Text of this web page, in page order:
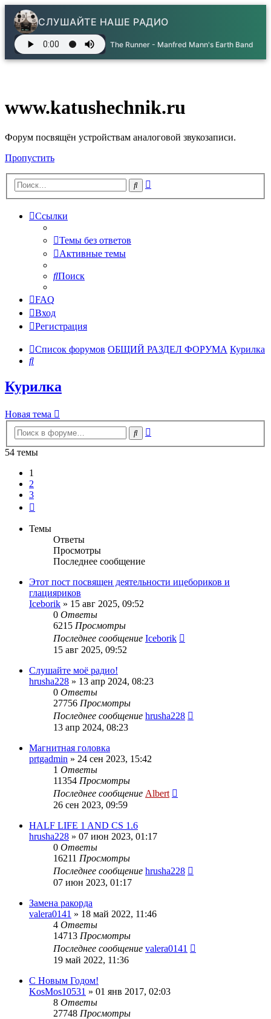
СЛУШАЙТЕ НАШЕ РАДИО
The Runner - Manfred Mann's Earth Band
www.katushechnik.ru
Форум посвящён устройствам аналоговой звукозаписи.
Пропустить
Поиск
Ссылки
Темы без ответов
Активные темы
Поиск
FAQ
Вход
Регистрация
Список форумов ОБЩИЙ РАЗДЕЛ ФОРУМА Курилка
Поиск
Курилка
Новая тема
Поиск
54 темы
1
2
3
Темы
Ответы
Просмотры
Последнее сообщение
Этот пост посвящен деятельности ицебориков и
глацияриков
Iceborik » 15 авг 2025, 09:52
0 Ответы
6215 Просмотры
Последнее сообщение Iceborik
15 авг 2025, 09:52
Слушайте моё радио!
hrusha228 » 13 апр 2024, 08:23
0 Ответы
27756 Просмотры
Последнее сообщение hrusha228
13 апр 2024, 08:23
Магнитная головка
prtgadmin » 24 сен 2023, 15:42
1 Ответы
11354 Просмотры
Последнее сообщение Albert
26 сен 2023, 09:59
HALF LIFE 1 AND CS 1.6
hrusha228 » 07 июн 2023, 01:17
0 Ответы
16211 Просмотры
Последнее сообщение hrusha228
07 июн 2023, 01:17
Замена ракорда
valera0141 » 18 май 2022, 11:46
4 Ответы
14713 Просмотры
Последнее сообщение valera0141
19 май 2022, 11:36
С Новым Годом!
KosMos10531 » 01 янв 2017, 02:03
8 Ответы
27748 Просмотры